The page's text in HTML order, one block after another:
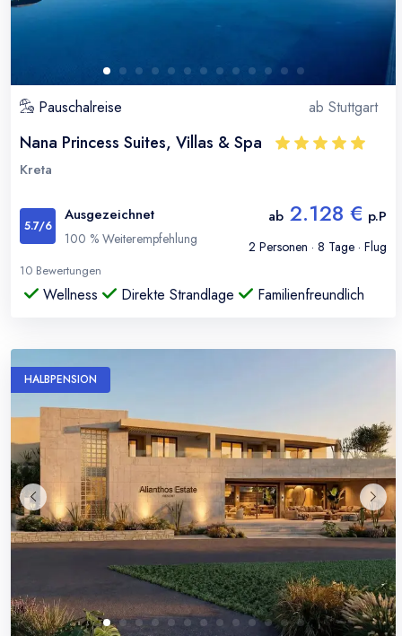
Pauschalreise ab Stuttgart
Nana Princess Suites, Villas & Spa
Kreta
5.7/6
Ausgezeichnet
100 % Weiterempfehlung
ab 2.128 € p.P
2 Personen · 8 Tage · Flug
10 Bewertungen
Wellness Direkte Strandlage Familienfreundlich
HALBPENSION